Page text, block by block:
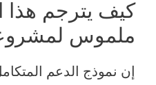
كيف يترجم هذا
ملموس
إن نموذج الدعم